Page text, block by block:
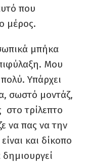
που
μέρος.
μπήκα
Μου
Υπάρχει
σωστό μοντάζ,
τρίλεπτο
να πας να την
και δίκοπο
δημιουργεί